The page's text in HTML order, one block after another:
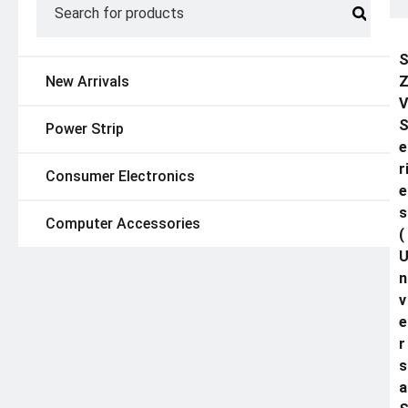
New Arrivals
Power Strip
Consumer Electronics
Computer Accessories
S
Z
V
S
e
ri
e
s
(
U
v
e
r
s